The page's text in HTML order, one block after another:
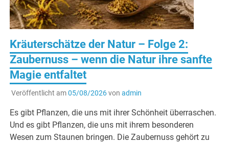
Kräuterschätze der Natur – Folge 2:
Zaubernuss – wenn die Natur ihre sanfte
Magie entfaltet
Veröffentlicht am05/08/2026von admin
Es gibt Pflanzen, die uns mit ihrer Schönheit überraschen.
Und es gibt Pflanzen, die uns mit ihrem besonderen
Wesen zum Staunen bringen. Die Zaubernuss gehört zu